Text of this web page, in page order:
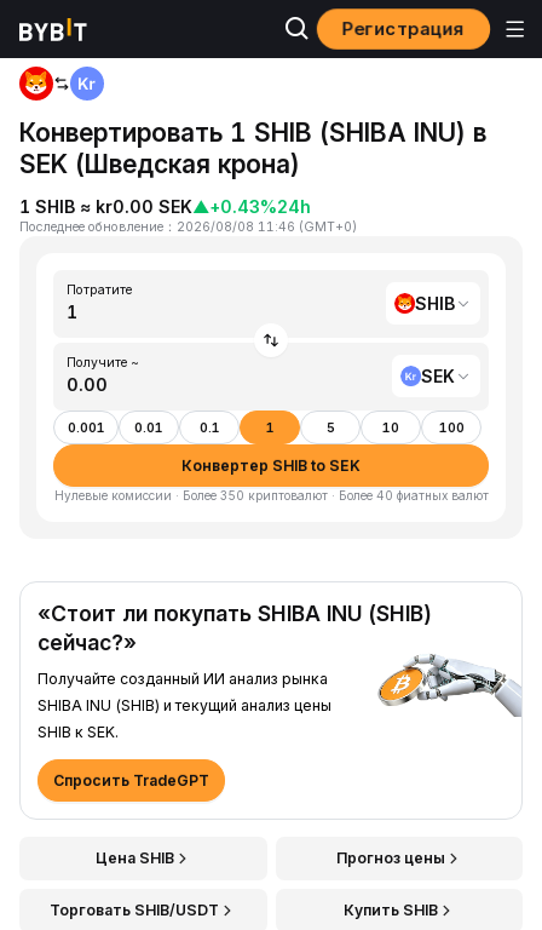
Регистрация
Главная
Конвертировать 1 SHIB (SHIBA INU) в
SEK (Шведская крона)
1 SHIB ≈ kr0.00 SEK▲+0.43%24h
Последнее обновление ： 2026/08/08 11:46 (GMT+0)
Потратите
SHIB
Получите ~
SEK
0.001 0.01 0.1 1 5 10 100
Конвертер SHIB to SEK
Нулевые комиссии · Более 350 криптовалют · Более 40 фиатных валют
«Стоит ли покупать SHIBA INU (SHIB)
сейчас?»
Получайте созданный ИИ анализ рынка
SHIBA INU (SHIB) и текущий анализ цены
SHIB к SEK.
Спросить TradeGPT
Цена SHIB Прогноз цены
Торговать SHIB/USDT Купить SHIB